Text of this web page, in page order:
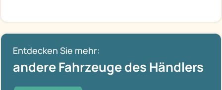
Entdecken Sie mehr:
andere Fahrzeuge des Händlers